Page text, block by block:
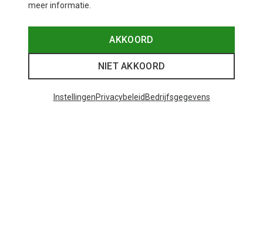
meer informatie.
AKKOORD
NIET AKKOORD
InstellingenPrivacybeleid Bedrijfsgegevens